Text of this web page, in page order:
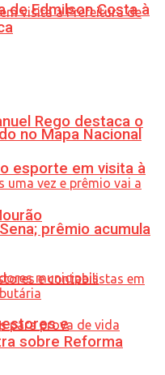
Rego destaca o
esporte em visita à
de Edmilson Costa à
no Mapa Nacional
prêmio acumula
e
sobre Reforma